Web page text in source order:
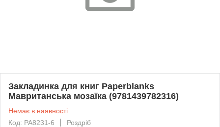
Закладинка для книг Paperblanks
Мавританська мозаїка (9781439782316)
Немає в наявності
Код: PA8231-6
Роздріб